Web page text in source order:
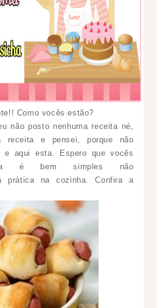
Como vocês estão?
não posto nenhuma receita né,
e pensei, porque não
e aqui esta. Espero que vocês
é bem simples não
prática na cozinha. Confira a